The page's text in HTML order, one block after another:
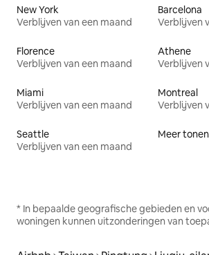
New York
Verblijven van een maand
Barcelona
Verblijven
Florence
Verblijven van een maand
Athene
Verblijven
Miami
Verblijven van een maand
Montreal
Verblijven
Seattle
Verblijven van een maand
Meer tonen
* In bepaalde geografische gebieden en
woningen kunnen uitzonderingen van